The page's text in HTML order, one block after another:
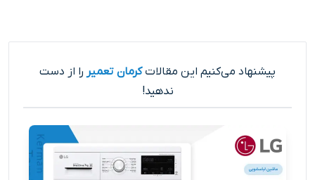
پیشنهاد می‌کنیم این مقالاتکرمان تعمیر را از دست
ندهید!